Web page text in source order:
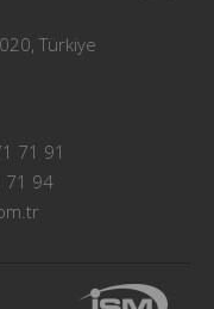
Türkiye
71 91
71 94